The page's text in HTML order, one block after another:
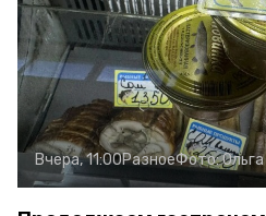
Вчера, 11:00РазноеФото: